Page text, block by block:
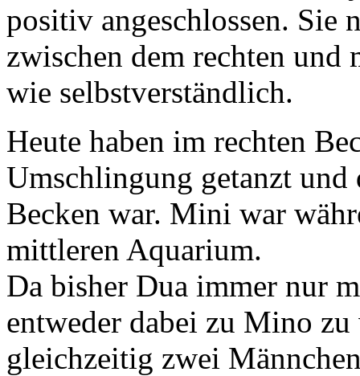
positiv angeschlossen. Sie
zwischen dem rechten
wie selbstverständlich.
Heute haben im rechten
Umschlingung getanzt
Becken war. Mini war
mittleren Aquarium.
Da bisher Dua immer nur
entweder dabei zu Mino
gleichzeitig zwei